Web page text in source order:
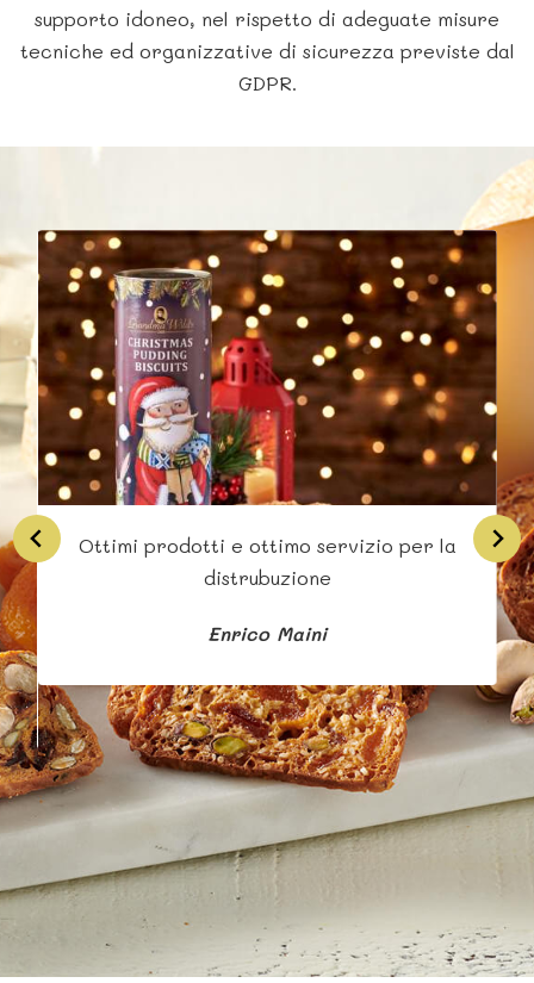
supporto idoneo, nel rispetto di adeguate misure
tecniche ed organizzative di sicurezza previste dal
GDPR.
Ottimi prodotti e ottimo servizio per la
distrubuzione
Enrico Maini